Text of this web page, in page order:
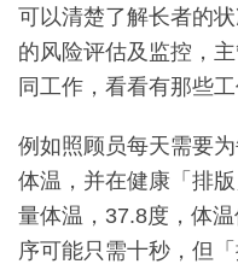
可以清楚了解长者的
的风险评估及监控，
同工作，看看有那些
例如照顾员每天需要
体温，并在健康「排
量体温，37.8度，体
序可能只需十秒，但